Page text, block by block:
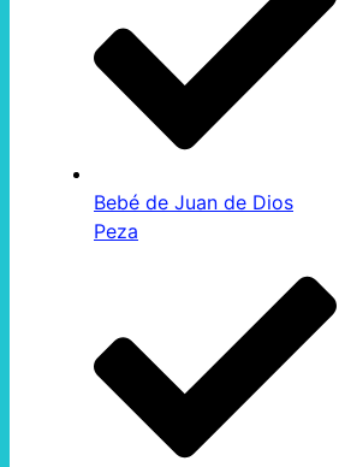
Bebé de Juan de Dios
Peza